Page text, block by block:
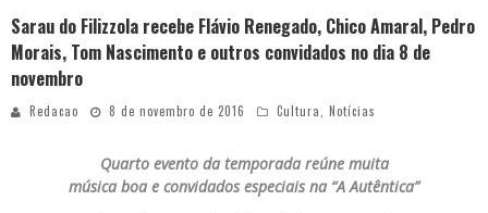
Sarau do Filizzola recebe Flávio Renegado, Chico Amaral, Pedro
Morais, Tom Nascimento e outros convidados no dia 8 de
novembro
Redacao 8 de novembro de 2016 Cultura Notícias
Quarto evento da temporada reúne muita
música boa e convidados especiais na “A Autêntica”